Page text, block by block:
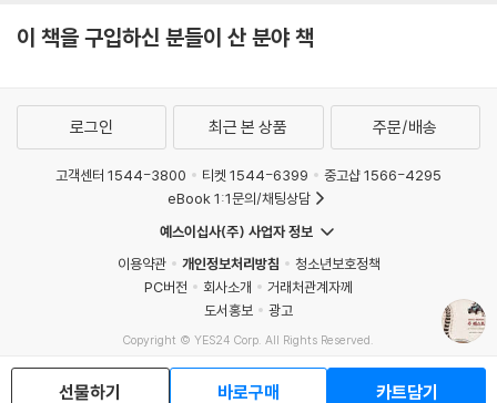
세계적인 동물행동학자도 극찬한 주 퀘스트 미션의 주역
데이비드 애튼버러의 동물탐사기!!
세계적인 동물행동학자이자 스테디셀러 『침팬지 폴리틱스』의 저자 프란
스 드 발은 뉴욕타임스에서 애튼버러의 동물 탐사기를 “1960년대 탐험가
왔는지를 이해하고자 하는 사람들에게 훌륭한 책”이라고 극찬했다. 애튼
버러의 자연과 동물 탐험기는 희귀동물 수집과 반출이라는 현대적 시각에
서 다소 문제적인 탐사로 시작했다. 하지만 애튼버러는 가능한 개체수의
영향을 주지 않는 선에서 동물을 데려가려고 했고, 포획한 동물들에게 직
접 먹이를 공수하며 세심하게 보살폈다. 영국의 동물원에 수용된 동물들이
안정적으로 자리 잡아 대를 이어간다는 후일담은 멸종위기 동물을 보호하
려는 노력이 옛날과 지금이 다르지 않았음을 보여준다.
오스트레일리아를 끝으로 ‘동물원 탐사’ 시리즈는 막을 내렸지만, 생물다
이 책을 구입하신 분들이 산 분야 책
선물하기 바로구매 카트담기
로그인 최근 본 상품 주문/배송
고객센터 1544-3800 티켓 1544-6399
중고샵 1566-4295
eBook 1:1문의/채팅상담
예스이십사(주) 사업자 정보
이용약관
개인정보처리방침
청소년보호정책
PC버전
회사소개
거래처관계자께
도서홍보
광고
Copyright © YES24 Corp. All Rights Reserved.